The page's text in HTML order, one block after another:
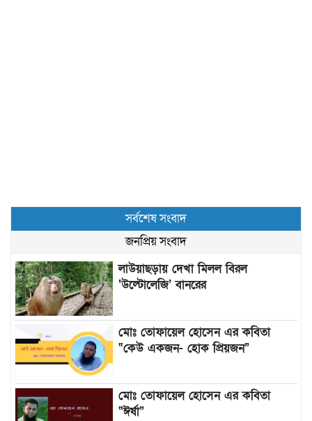
সর্বশেষ সংবাদ
জনপ্রিয় সংবাদ
লাউয়াছড়ায় দেখা মিলল বিরল
‘উল্টোলেজি’ বানরের
মোঃ তোফায়েল হোসেন এর কবিতা
“কেউ একজন- হোক প্রিয়জন”
মোঃ তোফায়েল হোসেন এর কবিতা
“ঈর্ষা”